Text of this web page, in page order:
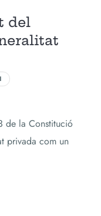
del
de la Constitució
privada com un